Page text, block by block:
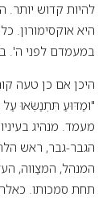
להיות קדוש יותר.
היא אוקסימורון.
במעמדם לפני ה'.
היכן אם כן טעה
"וּמַדּוּעַ תִּתְנַשְּׂאוּ
מעמד. מנהיג
הגבר-גבר, ראש
המנהל, המצַווה,
תחת סמכותו.